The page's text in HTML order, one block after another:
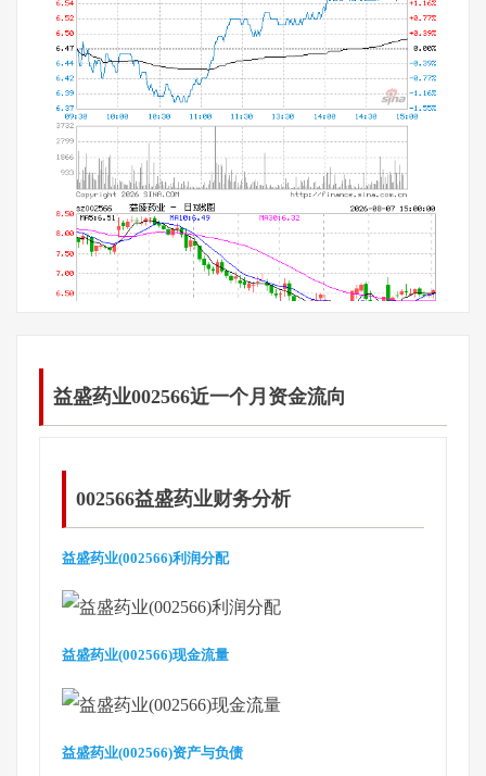
益盛药业002566近一个月资金流向
002566益盛药业财务分析
益盛药业(002566)利润分配
益盛药业(002566)现金流量
益盛药业(002566)资产与负债